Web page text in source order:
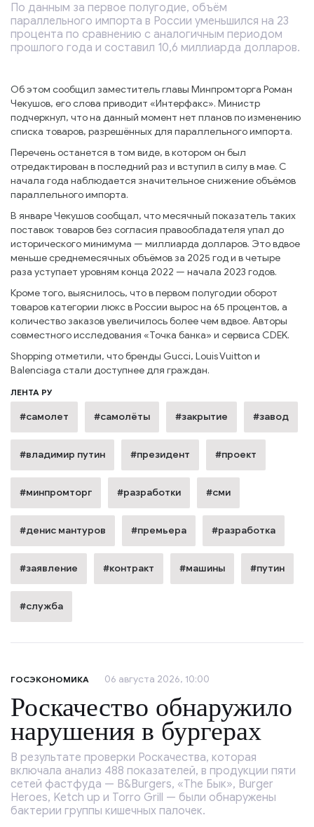
По данным за первое полугодие, объём
параллельного импорта в России уменьшился на 23
процента по сравнению с аналогичным периодом
прошлого года и составил 10,6 миллиарда долларов.
Об этом сообщил заместитель главы Минпромторга Роман
Чекушов, его слова приводит «Интерфакс». Министр
подчеркнул, что на данный момент нет планов по изменению
списка товаров, разрешённых для параллельного импорта.
Перечень останется в том виде, в котором он был
отредактирован в последний раз и вступил в силу в мае. С
начала года наблюдается значительное снижение объёмов
параллельного импорта.
В январе Чекушов сообщал, что месячный показатель таких
поставок товаров без согласия правообладателя упал до
исторического минимума — миллиарда долларов. Это вдвое
меньше среднемесячных объёмов за 2025 год и в четыре
раза уступает уровням конца 2022 — начала 2023 годов.
Кроме того, выяснилось, что в первом полугодии оборот
товаров категории люкс в России вырос на 65 процентов, а
количество заказов увеличилось более чем вдвое. Авторы
совместного исследования «Точка банка» и сервиса CDEK.
Shopping отметили, что бренды Gucci, Louis Vuitton и
Balenciaga стали доступнее для граждан.
ЛЕНТА РУ
#самолет #самолёты #закрытие #завод
#владимир путин #президент #проект
#минпромторг #разработки #сми
#денис мантуров #премьера #разработка
#заявление #контракт #машины #путин
#служба
ГОСЭКОНОМИКА 06 августа 2026, 10:00
Роскачество обнаружило
нарушения в бургерах
В результате проверки Роскачества, которая
включала анализ 488 показателей, в продукции пяти
сетей фастфуда — B&Burgers, «The Бык», Burger
Heroes, Ketch up и Torro Grill — были обнаружены
бактерии группы кишечных палочек.